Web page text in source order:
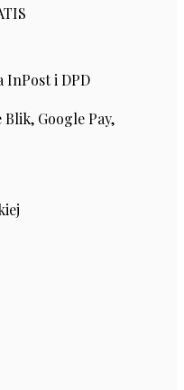
InPost i DPD
Google Pay,